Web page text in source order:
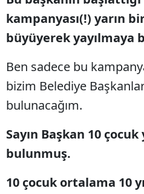
kampanyası(!) yarın
büyüyerek yayılmaya
Ben sadece bu
bizim Belediye
bulunacağım.
Sayın Başkan 10
bulunmuş.
10 çocuk ortalama 10